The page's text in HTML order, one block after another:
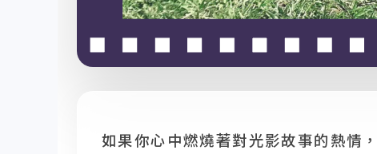
如果你心中燃燒著對光影故事的熱情